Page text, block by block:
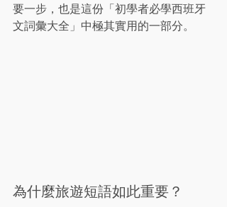
要一步，也是這份「初學者必學西班牙
文詞彙大全」中極其實用的一部分。
為什麼旅遊短語如此重要？